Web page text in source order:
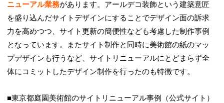
ニューアル業務があります。アールデコ装飾という建築意匠
を盛り込んだサイトデザインにすることでデザイン面の訴求
力を高めつつ、サイト更新の簡便性なども考慮した制作事例
となっています。またサイト制作と同時に美術館の紙のマッ
プデザインも行うなど、サイトリニューアルにとどまらず全
体にコミットしたデザイン制作を行ったのも特徴です。
■東京都庭園美術館のサイトリニューアル事例（公式サイト）